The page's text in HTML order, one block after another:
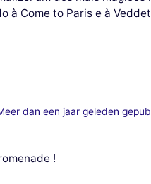
à Come to Paris e à
dan een jaar geleden
!